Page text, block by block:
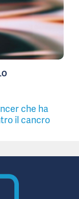
che ha
il cancro